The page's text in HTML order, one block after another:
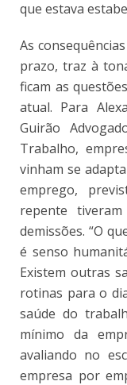
que estava
As
prazo, traz à
ficam as
atual. Para
Guirão
Trabalho,
vinham se
emprego,
repente
demissões. “O
é senso
Existem outras
rotinas para o
saúde do
mínimo da
avaliando no
empresa por